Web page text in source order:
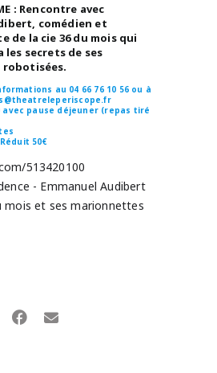
: Rencontre avec
comédien et
de la cie 36 du mois qui
les secrets de ses
au 04 66 76 10 56 ou à
avec pause déjeuner (repas tiré
50€
513420100
- Emmanuel Audibert
mois et ses marionnettes